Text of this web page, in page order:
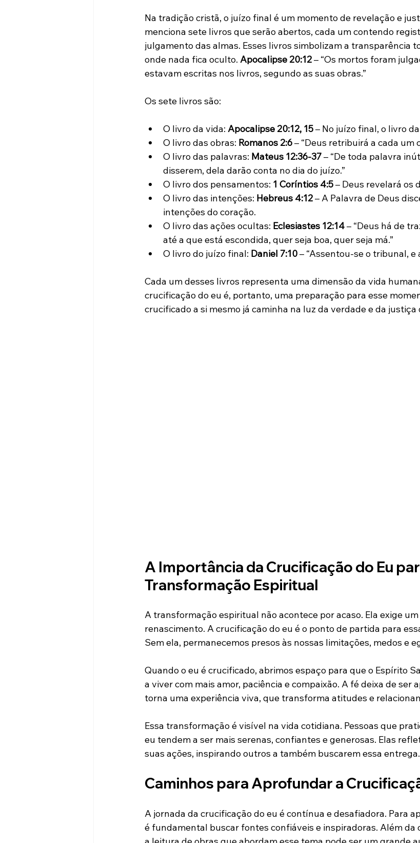
Na tradição cristã, o juízo final é um momento de revelação e
menciona sete livros que serão abertos, cada um contendo
julgamento das almas. Esses livros simbolizam a transparência
onde nada fica oculto. Apocalipse 20:12 – “Os mortos foram
estavam escritas nos livros, segundo as suas obras.”
Os sete livros são:
O livro da vida: Apocalipse 20:12, 15 – No juízo final, o livro
O livro das obras: Romanos 2:6 – “Deus retribuirá a cada um
O livro das palavras: Mateus 12:36-37 – “De toda palavra
disserem, dela darão conta no dia do juízo.”
O livro dos pensamentos: 1 Coríntios 4:5 – Deus revelará os
O livro das intenções: Hebreus 4:12 – A Palavra de Deus
intenções do coração.
O livro das ações ocultas: Eclesiastes 12:14 – “Deus há de
até a que está escondida, quer seja boa, quer seja má.”
O livro do juízo final: Daniel 7:10 – “Assentou-se o tribunal, e
Cada um desses livros representa uma dimensão da vida
crucificação do eu é, portanto, uma preparação para esse
crucificado a si mesmo já caminha na luz da verdade e da justiça
A Importância da Crucificação do Eu
Transformação Espiritual
A transformação espiritual não acontece por acaso. Ela exige
renascimento. A crucificação do eu é o ponto de partida para
Sem ela, permanecemos presos às nossas limitações, medos e
Quando o eu é crucificado, abrimos espaço para que o Espírito
a viver com mais amor, paciência e compaixão. A fé deixa de ser
torna uma experiência viva, que transforma atitudes e
Essa transformação é visível na vida cotidiana. Pessoas que
eu tendem a ser mais serenas, confiantes e generosas. Elas
suas ações, inspirando outros a também buscarem essa entrega.
Caminhos para Aprofundar a
A jornada da crucificação do eu é contínua e desafiadora. Para
é fundamental buscar fontes confiáveis e inspiradoras. Além da